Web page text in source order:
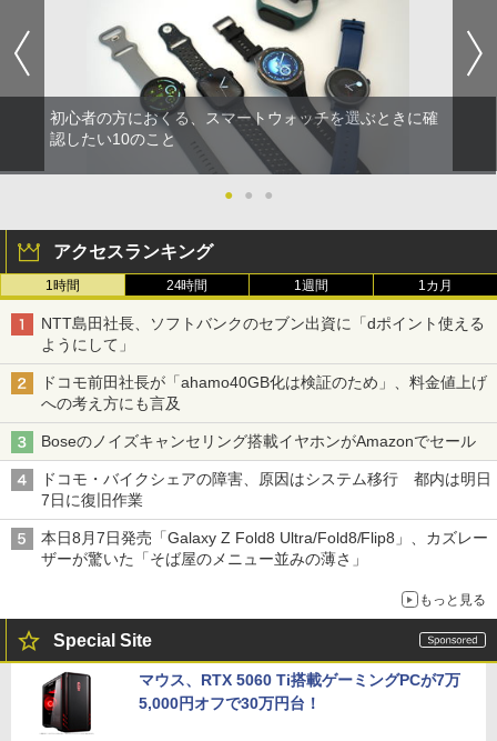
初心者の方におくる、スマートウォッチを選ぶときに確
認したい10のこと
● ● ●
アクセスランキング
1時間 24時間 1週間 1カ月
NTT島田社長、ソフトバンクのセブン出資に「dポイント使える
ようにして」
ドコモ前田社長が「ahamo40GB化は検証のため」、料金値上げ
への考え方にも言及
Boseのノイズキャンセリング搭載イヤホンがAmazonでセール
ドコモ・バイクシェアの障害、原因はシステム移行 都内は明日
7日に復旧作業
本日8月7日発売「Galaxy Z Fold8 Ultra/Fold8/Flip8」、カズレー
ザーが驚いた「そば屋のメニュー並みの薄さ」
もっと見る
Special Site
マウス、RTX 5060 Ti搭載ゲーミングPCが7万
5,000円オフで30万円台！